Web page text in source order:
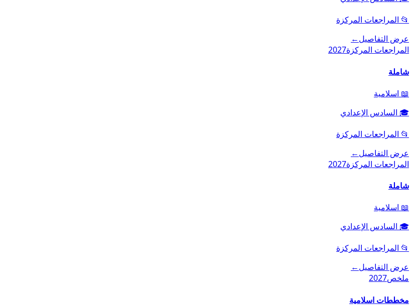
📂 المراجعات المركزة
عرض التفاصيل←
المراجعات المركزة2027
شاملة
📖 اسلامية
🎓 السادس الإعدادي
📂 المراجعات المركزة
عرض التفاصيل←
المراجعات المركزة2027
شاملة
📖 اسلامية
🎓 السادس الإعدادي
📂 المراجعات المركزة
عرض التفاصيل←
ملخص2027
مخططات اسلامية